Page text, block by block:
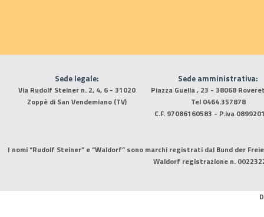
Sede legale:
Via Rudolf Steiner n. 2, 4, 6 - 31020
Zoppè di San Vendemiano (TV)
Sede amministrativa:
Piazza Guella , 23 - 38068
Tel 0464.357878
C.F. 97086160583 - P.iva
I nomi “Rudolf Steiner” e “Waldorf” sono marchi registrati dal Bund der
Waldorf registrazione n.